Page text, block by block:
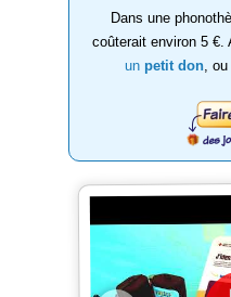
Dans une
coûterait environ 5 €.
un petit don , ou